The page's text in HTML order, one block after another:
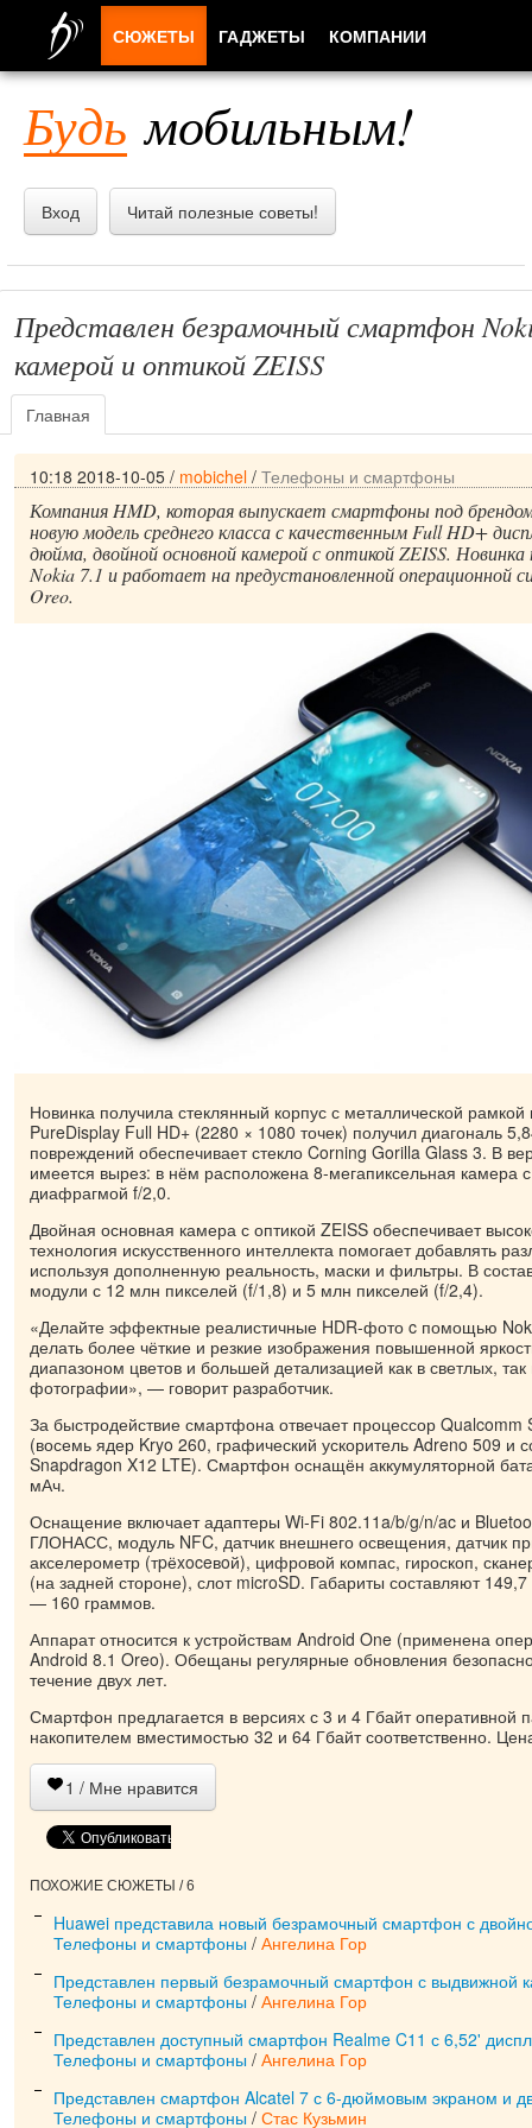
Будь мобильным!
Вход Читай полезные советы!
Представлен безрамочный смартфон
камерой и оптикой ZEISS
Главная
10:18 2018-10-05 / mobichel / Телефоны и смартфоны
Компания HMD, которая выпускает смартфоны под
новую модель среднего класса с качественным Full HD+
дюйма, двойной основной камерой с оптикой ZEISS. Новинка
Nokia 7.1 и работает на предустановленной операционной
Oreo.
Новинка получила стеклянный корпус с металлической
PureDisplay Full HD+ (2280 × 1080 точек) получил диагональ
повреждений обеспечивает стекло Corning Gorilla Glass 3. В
имеется вырез: в нём расположена 8-мегапиксельная камера
диафрагмой f/2,0.
Двойная основная камера с оптикой ZEISS обеспечивает
технология искусственного интеллекта помогает добавлять
используя дополненную реальность, маски и фильтры. В
модули с 12 млн пикселей (f/1,8) и 5 млн пикселей (f/2,4).
«Делайте эффектные реалистичные HDR-фото c помощью
делать более чёткие и резкие изображения повышенной
диапазоном цветов и большей детализацией как в светлых,
фотографии», — говорит разработчик.
За быстродействие смартфона отвечает процессор Qualcomm
(восемь ядер Kryo 260, графический ускоритель Adreno 509 и
Snapdragon X12 LTE). Смартфон оснащён аккумуляторной
мАч.
Оснащение включает адаптеры Wi-Fi 802.11a/b/g/n/ac и
ГЛОНАСС, модуль NFC, датчик внешнего освещения, датчик
акселерометр (тpёxoceвoй), цифровой компас, гироскоп,
(на задней стороне), слот microSD. Габариты составляют
— 160 граммов.
Аппарат относится к устройствам Android One (применена
Android 8.1 Oreo). Обещаны регулярные обновления
течение двух лет.
Смартфон предлагается в версиях с 3 и 4 Гбайт
накопителем вместимостью 32 и 64 Гбайт соответственно.
1 / Мне нравится
ПОХОЖИЕ СЮЖЕТЫ / 6
Huawei представила новый безрамочный смартфон с
Телефоны и смартфоны / Ангелина Гор
Представлен первый безрамочный смартфон с выдвижной
Телефоны и смартфоны / Ангелина Гор
Представлен доступный смартфон Realme C11 с 6,52'
Телефоны и смартфоны / Ангелина Гор
Представлен смартфон Alcatel 7 с 6-дюймовым экраном и
Телефоны и смартфоны / Стас Кузьмин
СЮЖЕТЫ ГАДЖЕТЫ КОМПАНИИ
ПРИЛОЖЕНИЯ